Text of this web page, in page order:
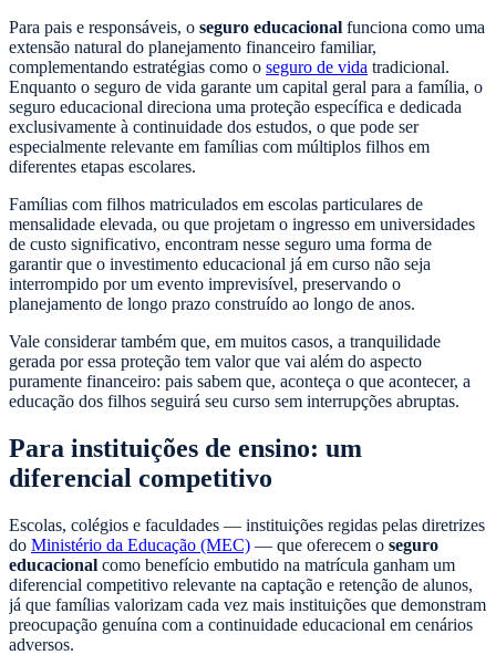
Para pais e responsáveis, o seguro educacional funciona como uma
extensão natural do planejamento financeiro familiar,
complementando estratégias como o seguro de vida tradicional.
Enquanto o seguro de vida garante um capital geral para a família, o
seguro educacional direciona uma proteção específica e dedicada
exclusivamente à continuidade dos estudos, o que pode ser
especialmente relevante em famílias com múltiplos filhos em
diferentes etapas escolares.
Famílias com filhos matriculados em escolas particulares de
mensalidade elevada, ou que projetam o ingresso em universidades
de custo significativo, encontram nesse seguro uma forma de
garantir que o investimento educacional já em curso não seja
interrompido por um evento imprevisível, preservando o
planejamento de longo prazo construído ao longo de anos.
Vale considerar também que, em muitos casos, a tranquilidade
gerada por essa proteção tem valor que vai além do aspecto
puramente financeiro: pais sabem que, aconteça o que acontecer, a
educação dos filhos seguirá seu curso sem interrupções abruptas.
Para instituições de ensino: um
diferencial competitivo
Escolas, colégios e faculdades — instituições regidas pelas diretrizes
do Ministério da Educação (MEC) — que oferecem o seguro
educacional como benefício embutido na matrícula ganham um
diferencial competitivo relevante na captação e retenção de alunos,
já que famílias valorizam cada vez mais instituições que demonstram
preocupação genuína com a continuidade educacional em cenários
adversos.